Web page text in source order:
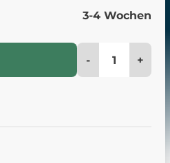
3-4 Wochen
- +